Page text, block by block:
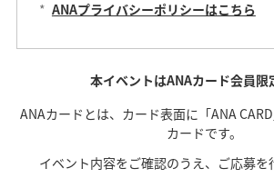
* ANAプライバシーポリシーはこちら
本イベントはANAカード会員限
ANAカードとは、カード表面に「ANA
カードです。
イベント内容をご確認のうえ、ご応募を